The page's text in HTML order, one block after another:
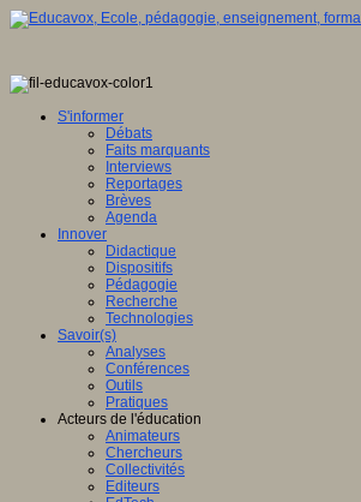
S'informer
Débats
Faits marquants
Interviews
Reportages
Brèves
Agenda
Innover
Didactique
Dispositifs
Pédagogie
Recherche
Technologies
Savoir(s)
Analyses
Conférences
Outils
Pratiques
Acteurs de l'éducation
Animateurs
Chercheurs
Collectivités
Editeurs